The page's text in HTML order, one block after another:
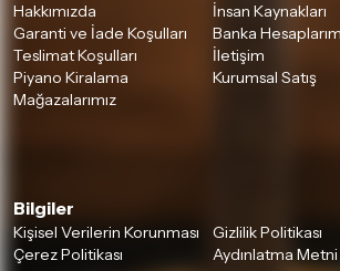
Hakkımızda
İnsan Kaynakları
Garanti ve İade Koşulları
Banka
Teslimat Koşulları
İletişim
Piyano Kiralama
Kurumsal Satış
Mağazalarımız
Bilgiler
Kişisel Verilerin Korunması
Gizlilik Politikası
Çerez Politikası
Aydınlatma Metni